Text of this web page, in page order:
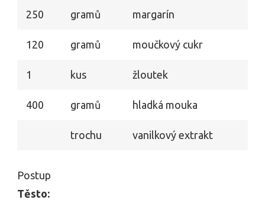
250 gramů margarín
120 gramů moučkový cukr
1 kus žloutek
400 gramů hladká mouka
trochu vanilkový extrakt
Postup
Těsto: